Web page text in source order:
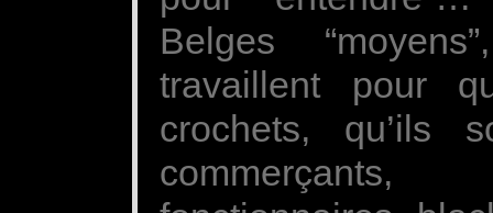
Belges
travaillent pour
crochets, qu’ils
commerçants,